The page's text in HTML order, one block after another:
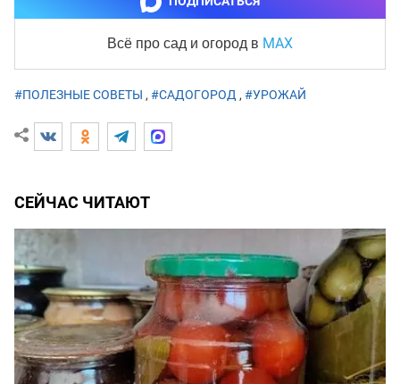
Всё про сад и огород в MAX
#ПОЛЕЗНЫЕ СОВЕТЫ , #САДОГОРОД , #УРОЖАЙ
СЕЙЧАС ЧИТАЮТ